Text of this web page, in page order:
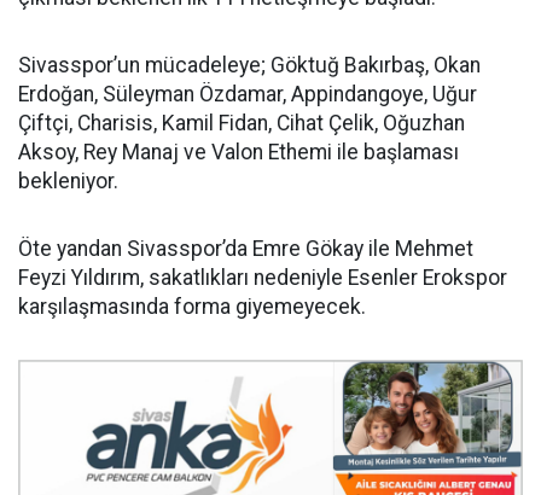
Sivasspor’un mücadeleye; Göktuğ Bakırbaş, Okan
Erdoğan, Süleyman Özdamar, Appindangoye, Uğur
Çiftçi, Charisis, Kamil Fidan, Cihat Çelik, Oğuzhan
Aksoy, Rey Manaj ve Valon Ethemi ile başlaması
bekleniyor.
Öte yandan Sivasspor’da Emre Gökay ile Mehmet
Feyzi Yıldırım, sakatlıkları nedeniyle Esenler Erokspor
karşılaşmasında forma giyemeyecek.